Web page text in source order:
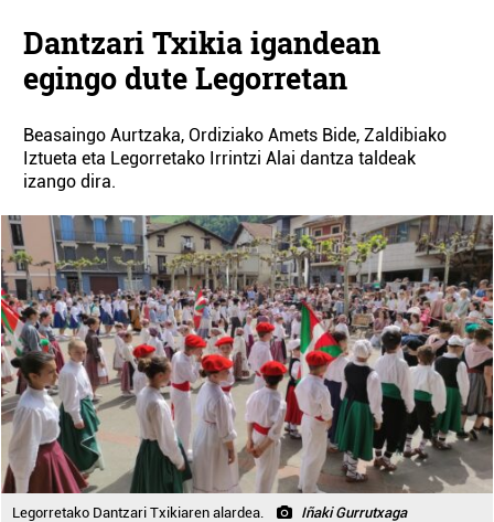
Dantzari Txikia igandean
egingo dute Legorretan
Beasaingo Aurtzaka, Ordiziako Amets Bide, Zaldibiako
Iztueta eta Legorretako Irrintzi Alai dantza taldeak
izango dira.
Legorretako Dantzari Txikiaren alardea. Iñaki Gurrutxaga